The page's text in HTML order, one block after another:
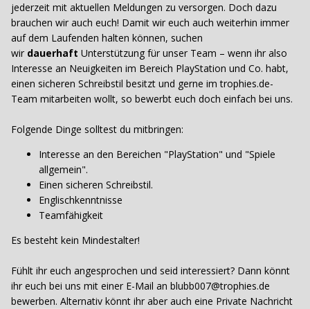
jederzeit mit aktuellen Meldungen zu versorgen. Doch dazu
brauchen wir auch euch! Damit wir euch auch weiterhin immer
auf dem Laufenden halten können, suchen
wir dauerhaft Unterstützung für unser Team – wenn ihr also
Interesse an Neuigkeiten im Bereich PlayStation und Co. habt,
einen sicheren Schreibstil besitzt und gerne im trophies.de-
Team mitarbeiten wollt, so bewerbt euch doch einfach bei uns.
Folgende Dinge solltest du mitbringen:
Interesse an den Bereichen "PlayStation" und "Spiele
allgemein".
Einen sicheren Schreibstil.
Englischkenntnisse
Teamfähigkeit
Es besteht kein Mindestalter!
Fühlt ihr euch angesprochen und seid interessiert? Dann könnt
ihr euch bei uns mit einer E-Mail an blubb007@trophies.de
bewerben. Alternativ könnt ihr aber auch eine Private Nachricht